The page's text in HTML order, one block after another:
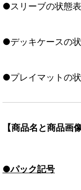
●スリーブの状態
●デッキケースの
●プレイマットの
【商品名と商品画
●パック記号